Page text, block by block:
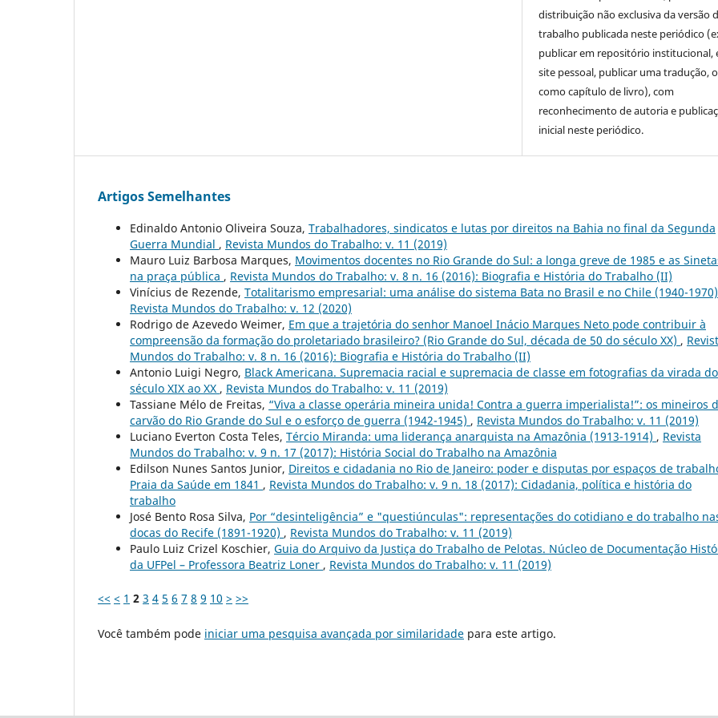
distribuição não exclusiva da versão
trabalho publicada neste periódico
publicar em repositório institucional,
site pessoal, publicar uma tradução,
como capítulo de livro), com
reconhecimento de autoria e
inicial neste periódico.
Artigos Semelhantes
Edinaldo Antonio Oliveira Souza, Trabalhadores, sindicatos e lutas por direitos na Bahia no final da Segunda
Guerra Mundial , Revista Mundos do Trabalho: v. 11 (2019)
Mauro Luiz Barbosa Marques, Movimentos docentes no Rio Grande do Sul: a longa greve de 1985 e as
na praça pública , Revista Mundos do Trabalho: v. 8 n. 16 (2016): Biografia e História do Trabalho (II)
Vinícius de Rezende, Totalitarismo empresarial: uma análise do sistema Bata no Brasil e no Chile (1940-1970)
Revista Mundos do Trabalho: v. 12 (2020)
Rodrigo de Azevedo Weimer, Em que a trajetória do senhor Manoel Inácio Marques Neto pode contribuir à
compreensão da formação do proletariado brasileiro? (Rio Grande do Sul, década de 50 do século XX) ,
Mundos do Trabalho: v. 8 n. 16 (2016): Biografia e História do Trabalho (II)
Antonio Luigi Negro, Black Americana. Supremacia racial e supremacia de classe em fotografias da virada do
século XIX ao XX , Revista Mundos do Trabalho: v. 11 (2019)
Tassiane Mélo de Freitas, “Viva a classe operária mineira unida! Contra a guerra imperialista!”: os mineiros
carvão do Rio Grande do Sul e o esforço de guerra (1942-1945) , Revista Mundos do Trabalho: v. 11 (2019)
Luciano Everton Costa Teles, Tércio Miranda: uma liderança anarquista na Amazônia (1913-1914) , Revista
Mundos do Trabalho: v. 9 n. 17 (2017): História Social do Trabalho na Amazônia
Edilson Nunes Santos Junior, Direitos e cidadania no Rio de Janeiro: poder e disputas por espaços de
Praia da Saúde em 1841 , Revista Mundos do Trabalho: v. 9 n. 18 (2017): Cidadania, política e história do
trabalho
José Bento Rosa Silva, Por “desinteligência” e "questiúnculas": representações do cotidiano e do trabalho
docas do Recife (1891-1920) , Revista Mundos do Trabalho: v. 11 (2019)
Paulo Luiz Crizel Koschier, Guia do Arquivo da Justiça do Trabalho de Pelotas. Núcleo de Documentação
da UFPel – Professora Beatriz Loner , Revista Mundos do Trabalho: v. 11 (2019)
<< < 1 2 3 4 5 6 7 8 9 10 > >>
Você também pode iniciar uma pesquisa avançada por similaridade para este artigo.